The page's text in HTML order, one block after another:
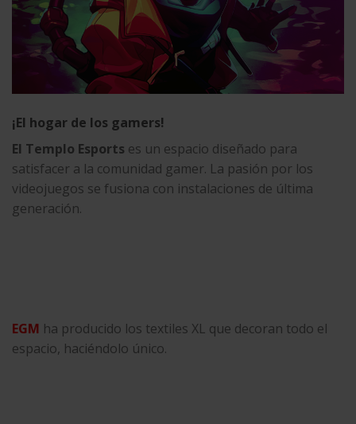
¡El hogar de los gamers!
El Templo Esports es un espacio diseñado para
satisfacer a la comunidad gamer. La pasión por los
videojuegos se fusiona con instalaciones de última
generación.
EGM ha producido los textiles XL que decoran todo el
espacio, haciéndolo único.